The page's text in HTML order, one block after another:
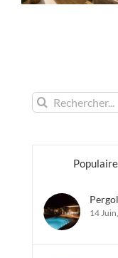
Rechercher:
Populaire
14